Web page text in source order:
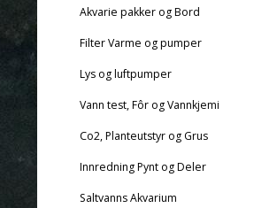
Akvarie pakker og Bord
Filter Varme og pumper
Lys og luftpumper
Vann test, Fôr og Vannkjemi
Co2, Planteutstyr og Grus
Innredning Pynt og Deler
Saltvanns Akvarium